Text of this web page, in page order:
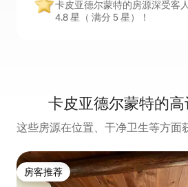
卡皮亚德尔蒙特的房源深受客
4.8 星（ 满分 5 星）！
卡皮亚德尔蒙特的
这些房源在位置、干净卫生等方面
房客推荐
房客推荐